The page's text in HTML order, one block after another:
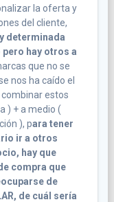
la oferta y
del cliente,
determinada
hay otros a
que no se
nos ha caído el
estos
) + a medio (
), para tener
ir a otros
hay que
compra que
de
de cuál sería